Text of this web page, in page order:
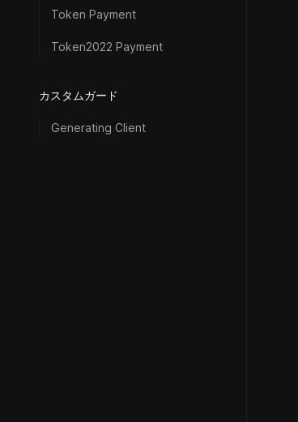
Token Payment
Token2022 Payment
カスタムガード
Generating Client